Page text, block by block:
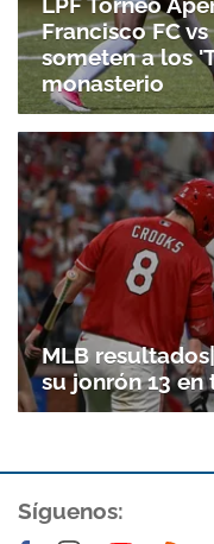
Gracias por
Francisco FC
someten a los
monasterio
MLB
su jonrón 13
Síguenos: